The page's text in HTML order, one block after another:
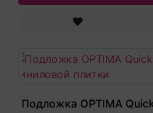
Подложка OPTIMA